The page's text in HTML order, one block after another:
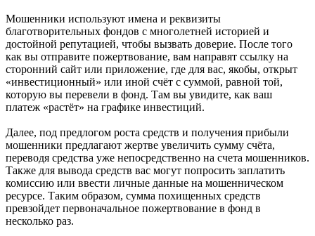
Мошенники используют имена и реквизиты
благотворительных фондов с многолетней историей и
достойной репутацией, чтобы вызвать доверие. После того
как вы отправите пожертвование, вам направят ссылку на
сторонний сайт или приложение, где для вас, якобы, открыт
«инвестиционный» или иной счёт с суммой, равной той,
которую вы перевели в фонд. Там вы увидите, как ваш
платеж «растёт» на графике инвестиций.
Далее, под предлогом роста средств и получения прибыли
мошенники предлагают жертве увеличить сумму счёта,
переводя средства уже непосредственно на счета мошенников.
Также для вывода средств вас могут попросить заплатить
комиссию или ввести личные данные на мошенническом
ресурсе. Таким образом, сумма похищенных средств
превзойдет первоначальное пожертвование в фонд в
несколько раз.